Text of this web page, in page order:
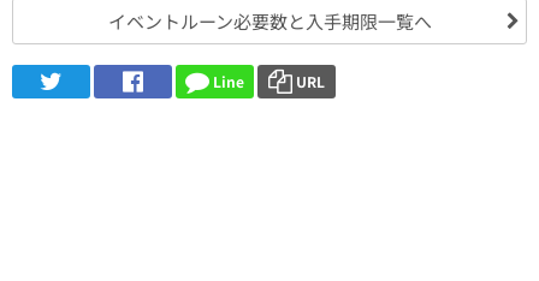
イベントルーン必要数と入手期限一覧へ
Line URL